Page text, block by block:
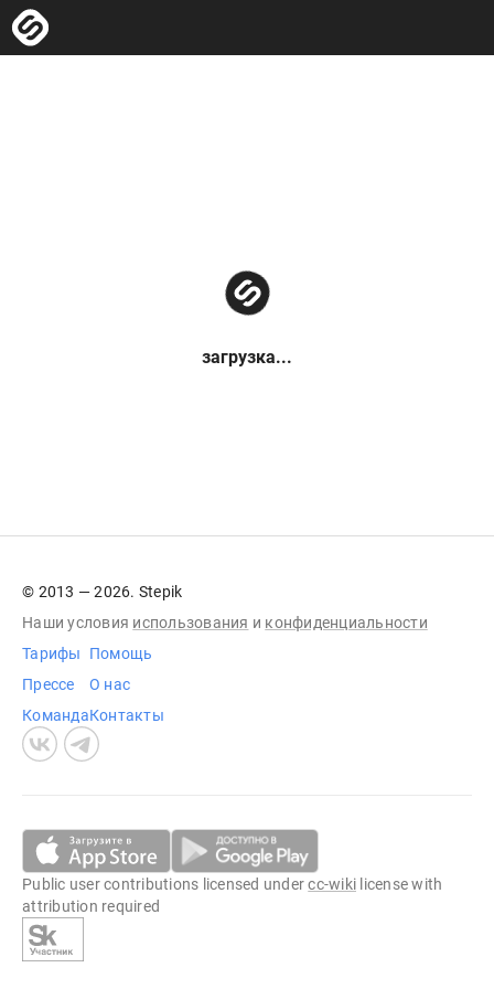
загрузка...
© 2013 — 2026. Stepik
Наши условия использования и конфиденциальности
Тарифы
Прессе
Команда
Помощь
О нас
Контакты
Public user contributions licensed undercc-wiki license with
attribution required